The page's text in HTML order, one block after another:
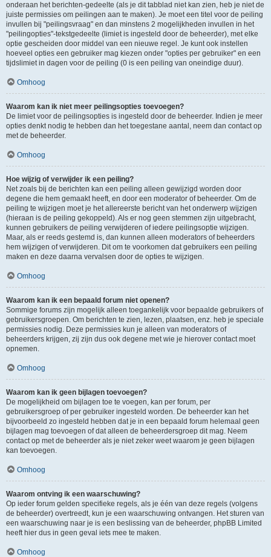
onderaan het berichten-gedeelte (als je dit tabblad niet kan zien, heb je niet de
juiste permissies om peilingen aan te maken). Je moet een titel voor de peiling
invullen bij "peilingsvraag" en dan minstens 2 mogelijkheden invullen in het
"peilingopties"-tekstgedeelte (limiet is ingesteld door de beheerder), met elke
optie gescheiden door middel van een nieuwe regel. Je kunt ook instellen
hoeveel opties een gebruiker mag kiezen onder "opties per gebruiker" en een
tijdslimiet in dagen voor de peiling (0 is een peiling van oneindige duur).
Omhoog
Waarom kan ik niet meer peilingsopties toevoegen?
De limiet voor de peilingsopties is ingesteld door de beheerder. Indien je meer
opties denkt nodig te hebben dan het toegestane aantal, neem dan contact op
met de beheerder.
Omhoog
Hoe wijzig of verwijder ik een peiling?
Net zoals bij de berichten kan een peiling alleen gewijzigd worden door
degene die hem gemaakt heeft, en door een moderator of beheerder. Om de
peiling te wijzigen moet je het allereerste bericht van het onderwerp wijzigen
(hieraan is de peiling gekoppeld). Als er nog geen stemmen zijn uitgebracht,
kunnen gebruikers de peiling verwijderen of iedere peilingsoptie wijzigen.
Maar, als er reeds gestemd is, dan kunnen alleen moderators of beheerders
hem wijzigen of verwijderen. Dit om te voorkomen dat gebruikers een peiling
maken en deze daarna vervalsen door de opties te wijzigen.
Omhoog
Waarom kan ik een bepaald forum niet openen?
Sommige forums zijn mogelijk alleen toegankelijk voor bepaalde gebruikers of
gebruikersgroepen. Om berichten te zien, lezen, plaatsen, enz. heb je speciale
permissies nodig. Deze permissies kun je alleen van moderators of
beheerders krijgen, zij zijn dus ook degene met wie je hierover contact moet
opnemen.
Omhoog
Waarom kan ik geen bijlagen toevoegen?
De mogelijkheid om bijlagen toe te voegen, kan per forum, per
gebruikersgroep of per gebruiker ingesteld worden. De beheerder kan het
bijvoorbeeld zo ingesteld hebben dat je in een bepaald forum helemaal geen
bijlagen mag toevoegen of dat alleen de beheerdersgroep dit mag. Neem
contact op met de beheerder als je niet zeker weet waarom je geen bijlagen
kan toevoegen.
Omhoog
Waarom ontving ik een waarschuwing?
Op ieder forum gelden specifieke regels, als je één van deze regels (volgens
de beheerder) overtreedt, kun je een waarschuwing ontvangen. Het sturen van
een waarschuwing naar je is een beslissing van de beheerder, phpBB Limited
heeft hier dus in geen geval iets mee te maken.
Omhoog